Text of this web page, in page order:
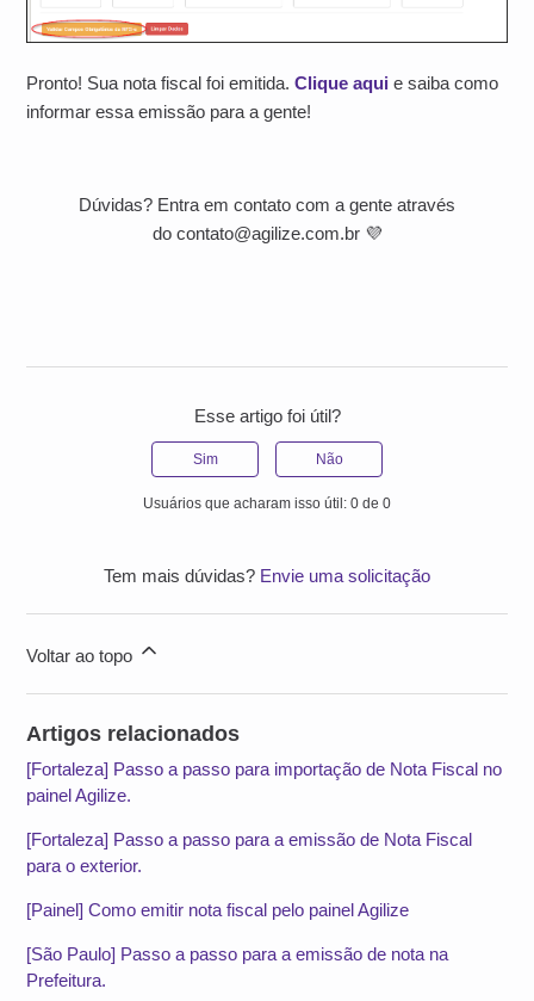
Pronto! Sua nota fiscal foi emitida.Clique aqui e saiba como
informar essa emissão para a gente!
Dúvidas? Entra em contato com a gente através
do contato@agilize.com.br 💜
Esse artigo foi útil?
Sim Não
Usuários que acharam isso útil: 0 de 0
Tem mais dúvidas? Envie uma solicitação
Voltar ao topo
Artigos relacionados
[Fortaleza] Passo a passo para importação de Nota Fiscal no
painel Agilize.
[Fortaleza] Passo a passo para a emissão de Nota Fiscal
para o exterior.
[Painel] Como emitir nota fiscal pelo painel Agilize
[São Paulo] Passo a passo para a emissão de nota na
Prefeitura.